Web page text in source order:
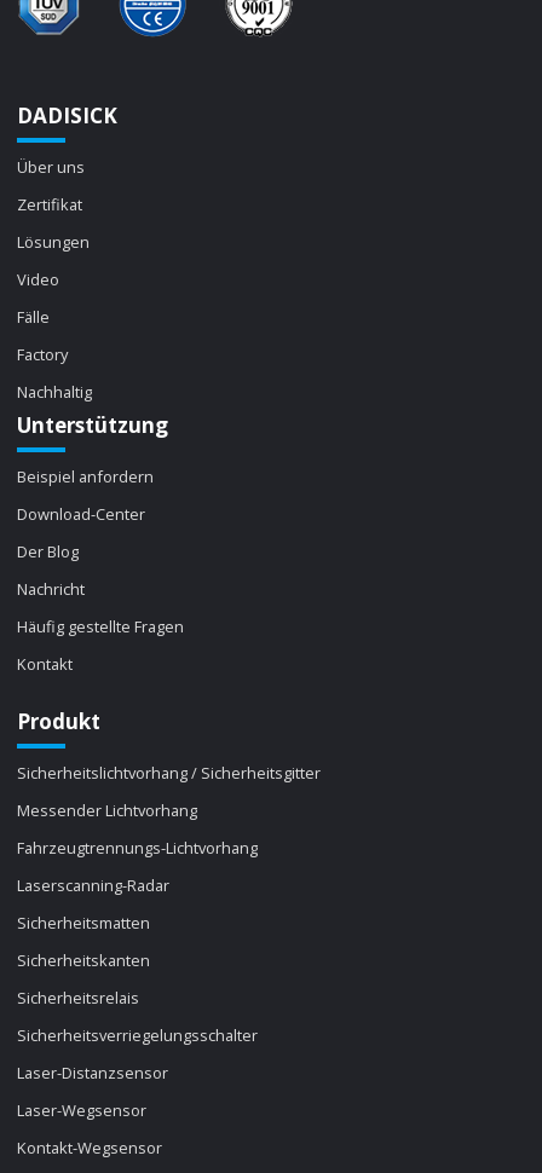
DADISICK
Über uns
Zertifikat
Lösungen
Video
Fälle
Factory
Nachhaltig
Unterstützung
Beispiel anfordern
Download-Center
Der Blog
Nachricht
Häufig gestellte Fragen
Kontakt
Produkt
Sicherheitslichtvorhang / Sicherheitsgitter
Messender Lichtvorhang
Fahrzeugtrennungs-Lichtvorhang
Laserscanning-Radar
Sicherheitsmatten
Sicherheitskanten
Sicherheitsrelais
Sicherheitsverriegelungsschalter
Laser-Distanzsensor
Laser-Wegsensor
Kontakt-Wegsensor